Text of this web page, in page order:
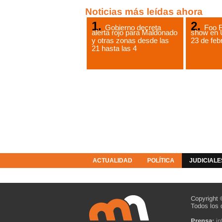
Noticias más leídas ahora
Gobierno decreta
alerta rojo para Maldonado
y otras zonas desde las
21 hasta las 4
Foo
show en
23 de
ACTUALIDAD POLÍTICA
Copyright
Todos los